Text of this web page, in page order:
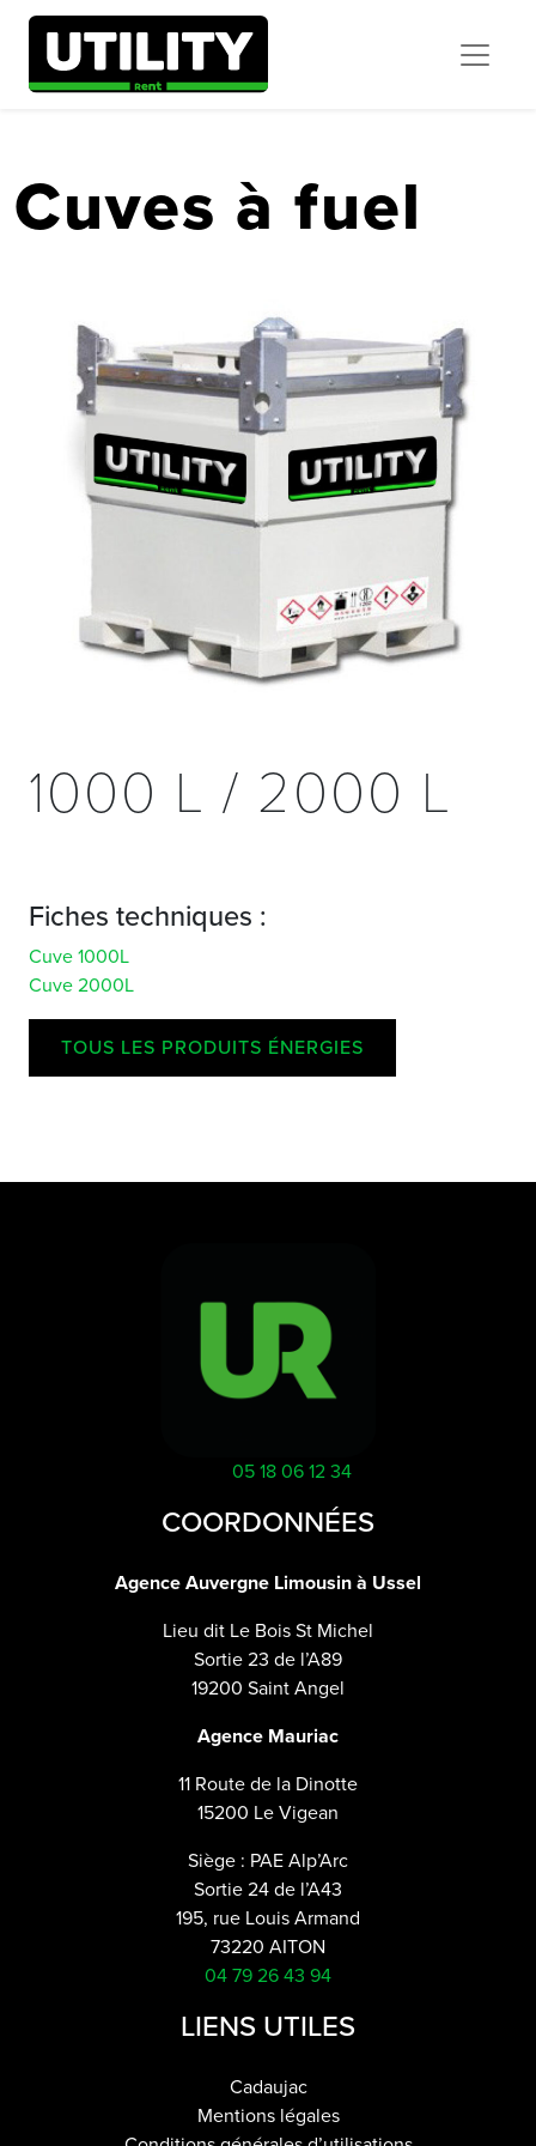
Cuves à fuel
1000 L / 2000 L
Fiches techniques :
Cuve 1000L
Cuve 2000L
TOUS LES PRODUITS ÉNERGIES
05 18 06 12 34
COORDONNÉES
Agence Auvergne Limousin à Ussel
Lieu dit Le Bois St Michel
Sortie 23 de l’A89
19200 Saint Angel
Agence Mauriac
11 Route de la Dinotte
15200 Le Vigean
Siège : PAE Alp’Arc
Sortie 24 de l’A43
195, rue Louis Armand
73220 AITON
04 79 26 43 94
LIENS UTILES
Cadaujac
Mentions légales